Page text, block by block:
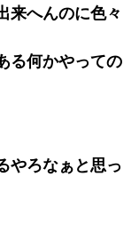
来へんのに色々
る何かやっての
やろなぁと思っ